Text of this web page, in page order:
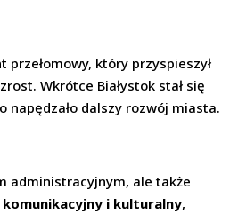
przełomowy, który przyspieszył
Wkrótce Białystok stał się
napędzało dalszy rozwój miasta.
administracyjnym, ale także
komunikacyjny i kulturalny,